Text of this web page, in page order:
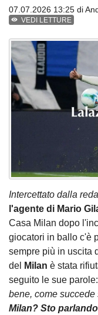
07.07.2026 13:25 di
VEDI LETTURE
Intercettato dalla
l'agente di Mario
Casa Milan dopo
giocatori in ballo c'è
sempre più in uscita
del
Milan è stata
seguito le sue parole:
bene, come
Milan? Sto